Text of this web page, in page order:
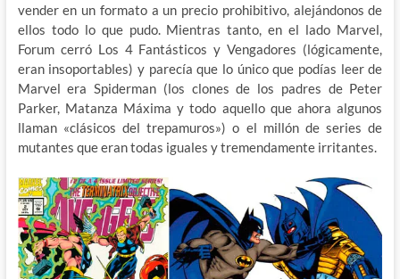
vender en un formato a un precio prohibitivo, alejándonos de
ellos todo lo que pudo. Mientras tanto, en el lado Marvel,
Forum cerró Los 4 Fantásticos y Vengadores (lógicamente,
eran insoportables) y parecía que lo único que podías leer de
Marvel era Spiderman (los clones de los padres de Peter
Parker, Matanza Máxima y todo aquello que ahora algunos
llaman «clásicos del trepamuros») o el millón de series de
mutantes que eran todas iguales y tremendamente irritantes.